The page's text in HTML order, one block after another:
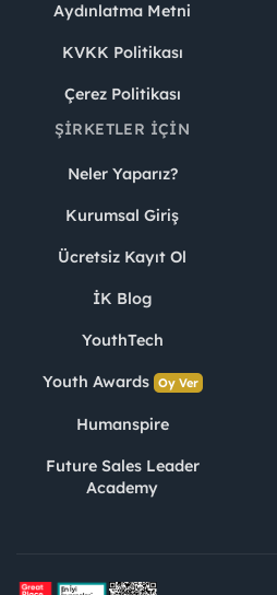
Aydınlatma Metni
KVKK Politikası
Çerez Politikası
ŞIRKETLER İÇIN
Neler Yaparız?
Kurumsal Giriş
Ücretsiz Kayıt Ol
İK Blog
YouthTech
Youth Awards Oy Ver
Humanspire
Future Sales Leader
Academy